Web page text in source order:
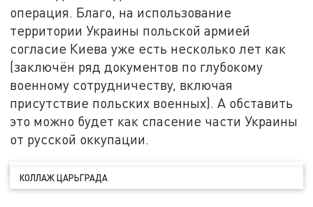
операция. Благо, на использование
территории Украины польской армией
согласие Киева уже есть несколько лет как
(заключён ряд документов по глубокому
военному сотрудничеству, включая
присутствие польских военных). А обставить
это можно будет как спасение части Украины
от русской оккупации.
КОЛЛАЖ ЦАРЬГРАДА